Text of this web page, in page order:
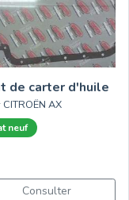
de carter d'huile
AX
neuf
Consulter